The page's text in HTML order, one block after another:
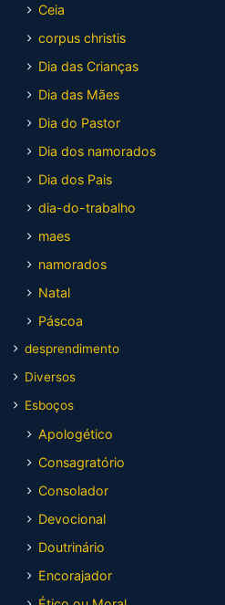
Ceia
corpus christis
Dia das Crianças
Dia das Mães
Dia do Pastor
Dia dos namorados
Dia dos Pais
dia-do-trabalho
maes
namorados
Natal
Páscoa
desprendimento
Diversos
Esboços
Apologético
Consagratório
Consolador
Devocional
Doutrinário
Encorajador